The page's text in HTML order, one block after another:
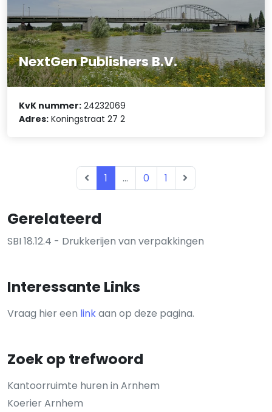
Gerelateerd
SBI 18.12.4 - Drukkerijen van verpakkingen
Interessante Links
Vraag hier een linkaan op deze pagina.
Zoek op trefwoord
Kantoorruimte huren in Arnhem
Koerier Arnhem
NextGen Publishers B.V.
KvK nummer: 24232069
Adres: Koningstraat 27 2
1 ... 0 1